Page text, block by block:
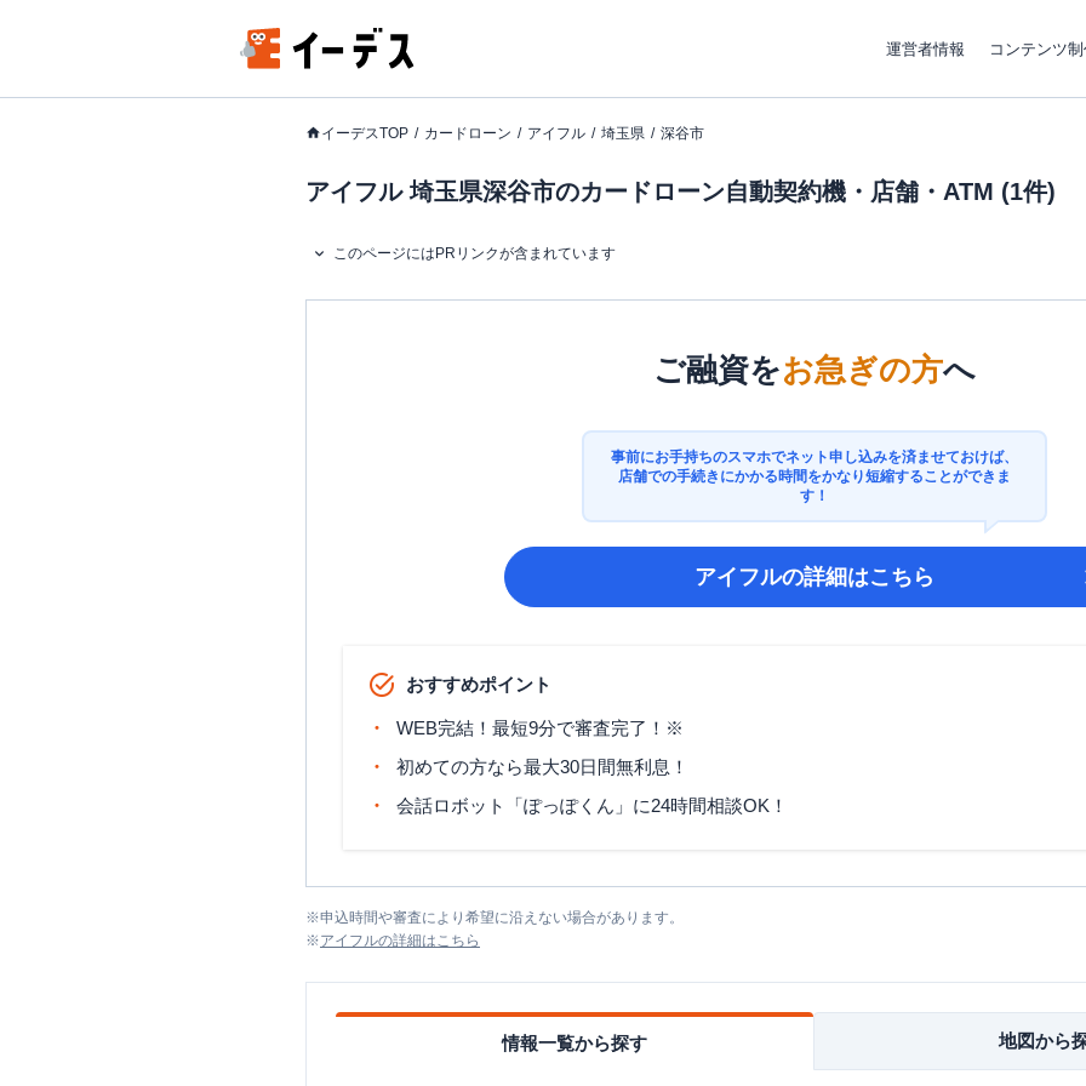
運営者情報 コンテンツ
イーデスTOP カードローン アイフル 埼玉県 深谷市
アイフル 埼玉県深谷市のカードローン自動契約機・店舗・ATM (1件)
このページにはPRリンクが含まれています
ご融資をお急ぎの方へ
事前にお手持ちのスマホでネット申し込みを済ませておけば、
店舗での手続きにかかる時間をかなり短縮することができま
す！
アイフルの詳細はこちら
おすすめポイント
WEB完結！最短9分で審査完了！※
初めての方なら最大30日間無利息！
会話ロボット「ぽっぽくん」に24時間相談OK！
※申込時間や審査により希望に沿えない場合があります。
※アイフルの詳細はこちら
情報一覧から探す 地図から